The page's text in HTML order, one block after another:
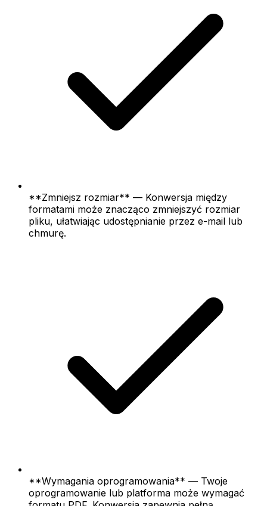
**Zmniejsz rozmiar** — Konwersja między
formatami może znacząco zmniejszyć rozmiar
pliku, ułatwiając udostępnianie przez e-mail lub
chmurę.
**Wymagania oprogramowania** — Twoje
oprogramowanie lub platforma może wymagać